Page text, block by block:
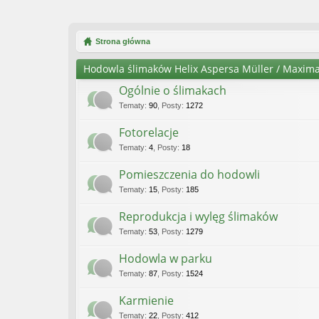
Strona główna
Hodowla ślimaków Helix Aspersa Müller /
Ogólnie o ślimakach
Tematy: 90 Posty: 1272
Fotorelacje
Tematy: 4 Posty: 18
Pomieszczenia do hodowli
Tematy: 15 Posty: 185
Reprodukcja i wylęg ślimaków
Tematy: 53 Posty: 1279
Hodowla w parku
Tematy: 87 Posty: 1524
Karmienie
Tematy: 22 Posty: 412